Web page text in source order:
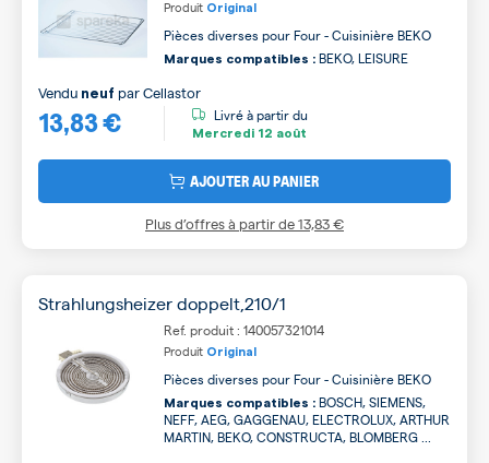
Produit Original
Pièces diverses pour Four - Cuisinière BEKO
Marques compatibles : BEKO, LEISURE
13,83 €
Vendu neuf parCellastor
Livré à partir du
Mercredi 12 août
AJOUTER AU PANIER
Plus d’offres à partir de13,83 €
Strahlungsheizer doppelt,210/1
Ref. produit : 140057321014
Produit Original
Pièces diverses pour Four - Cuisinière BEKO
Marques compatibles : BOSCH, SIEMENS,
NEFF, AEG, GAGGENAU, ELECTROLUX, ARTHUR
MARTIN, BEKO, CONSTRUCTA, BLOMBERG ...